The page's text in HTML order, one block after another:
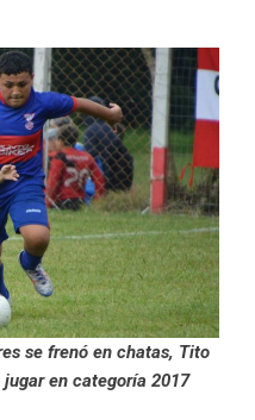
se frenó en chatas, Tito
en categoría 2017